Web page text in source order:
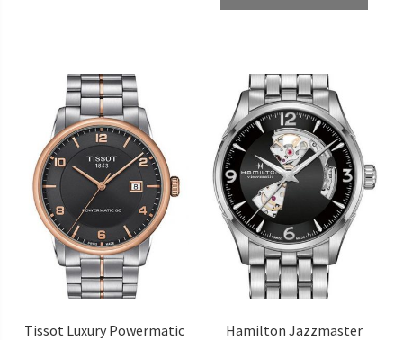
Tissot Luxury Powermatic
Hamilton Jazzmaster